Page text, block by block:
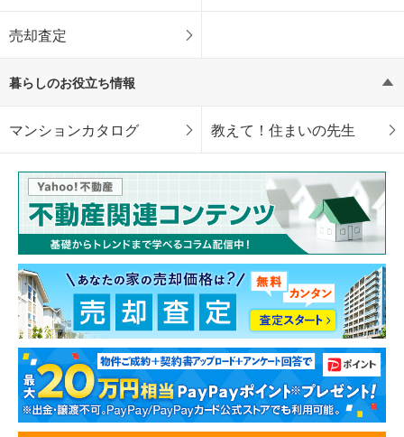
売却査定
暮らしのお役立ち情報
マンションカタログ 教えて！住まいの先生